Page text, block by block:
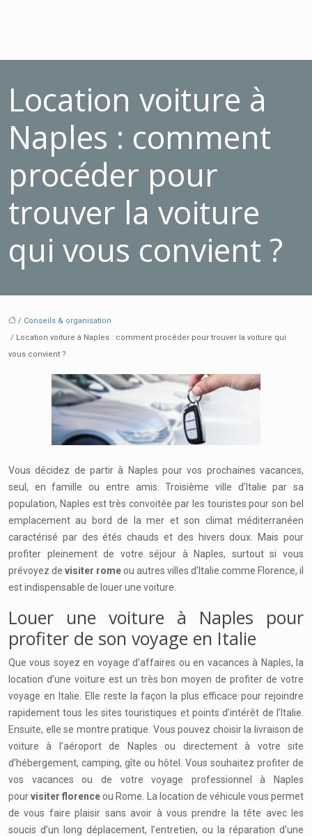
Location voiture à
Naples : comment
procéder pour
trouver la voiture
qui vous convient ?
/ Conseils & organisation
/ Location voiture à Naples : comment procéder pour trouver la voiture qui
vous convient ?
Vous décidez de partir à Naples pour vos prochaines vacances,
seul, en famille ou entre amis. Troisième ville d’Italie par sa
population, Naples est très convoitée par les touristes pour son bel
emplacement au bord de la mer et son climat méditerranéen
caractérisé par des étés chauds et des hivers doux.
Mais pour
profiter pleinement de votre séjour à Naples, surtout si vous
prévoyez de visiter romeou autres villes d’Italie comme Florence, il
est indispensable de louer une voiture.
Louer une voiture à Naples pour
profiter de son voyage en Italie
Que vous soyez en voyage d’affaires ou en vacances à Naples, la
location d’une voiture est un très bon moyen de profiter de votre
voyage en Italie. Elle reste la façon la plus efficace pour rejoindre
rapidement tous les sites touristiques et points d’intérêt de l’Italie.
Ensuite, elle se montre pratique. Vous pouvez choisir la livraison de
voiture à l’aéroport de Naples ou directement à votre site
d’hébergement, camping, gîte ou hôtel. Vous souhaitez profiter de
vos vacances ou de votre voyage professionnel à Naples
pourvisiter florenceou Rome. La location de véhicule vous permet
de vous faire plaisir sans avoir à vous prendre la tête avec les
soucis d’un long déplacement, l’entretien, ou la réparation d’une